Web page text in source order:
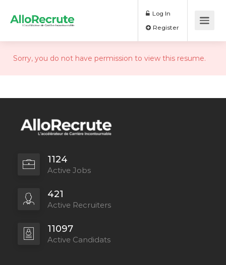
Log In
Sorry, you do not have permission to view this resume.
1124
Active Jobs
421
Active Recruiters
11097
Active Candidats